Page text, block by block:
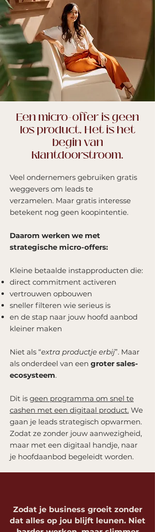
Een micro-offer is geen
los product. Het is het
begin van
klantdoorstroom.
Veel ondernemers gebruiken gratis
weggevers om leads te
verzamelen. Maar gratis interesse
betekent nog geen koopintentie.
Daarom werken we met
strategische micro-offers:
Kleine betaalde instapproducten die:
direct commitment activeren
vertrouwen opbouwen
sneller filteren wie serieus is
en de stap naar jouw hoofd aanbod
kleiner maken
Niet als “extra productje erbij”. Maar
als onderdeel van een groter sales-
ecosysteem.
Dit is geen programma om snel te
cashen met een digitaal product. We
gaan je leads strategisch opwarmen.
Zodat ze zonder jouw aanwezigheid,
maar met een digitaal handje, naar
je hoofdaanbod begeleidt worden.
Zodat je business groeit zonder
dat alles op jou blijft leunen. Niet